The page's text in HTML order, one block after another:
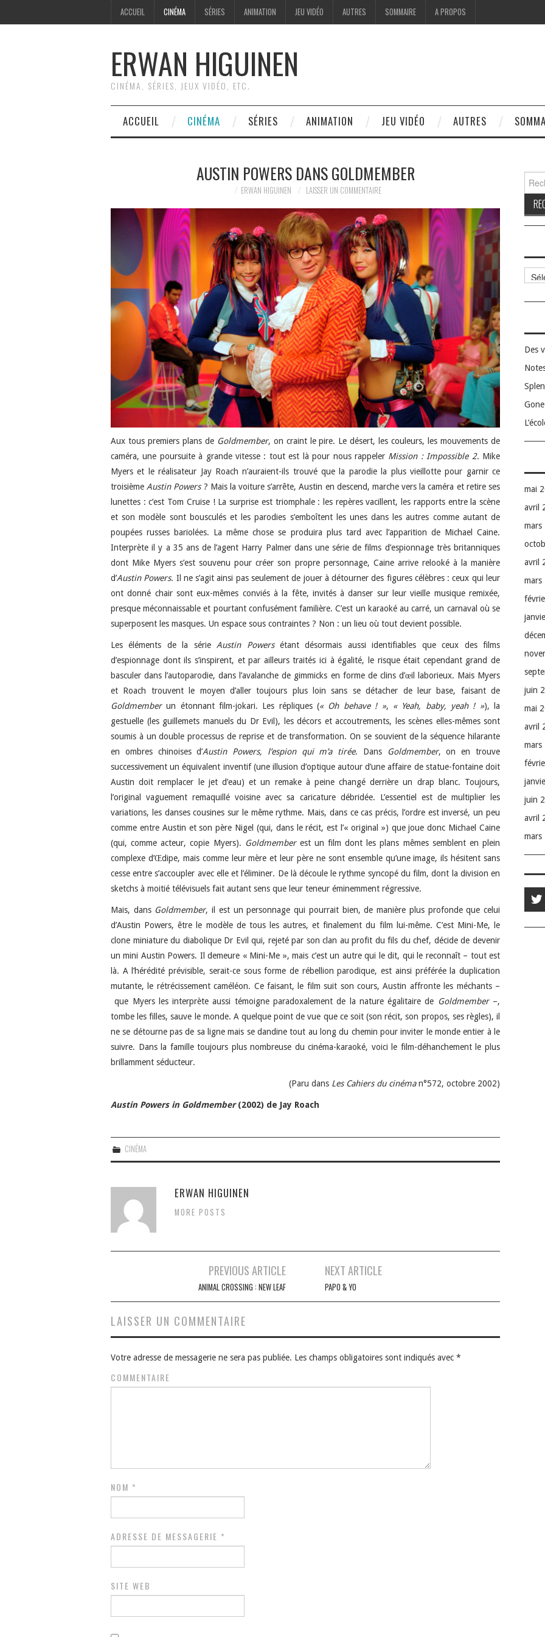
ACCUEIL CINÉMA SÉRIES ANIMATION JEU VIDÉO AUTRES SOMMAIRE A PROPOS
ERWAN HIGUINEN
CINÉMA, SÉRIES, JEUX VIDÉO, ETC.
ACCUEIL CINÉMA SÉRIES ANIMATION JEU VIDÉO AUTRES
AUSTIN POWERS DANS GOLDMEMBER
ERWAN HIGUINEN LAISSER UN COMMENTAIRE
Aux tous premiers plans de Goldmember, on craint le pire. Le désert, les couleurs, les mouvements de
caméra, une poursuite à grande vitesse : tout est là pour nous rappeler Mission : Impossible 2. Mike
Myers et le réalisateur Jay Roach n’auraient-ils trouvé que la parodie la plus vieillotte pour garnir ce
troisièmeAustin Powers? Mais la voiture s’arrête, Austin en descend, marche vers la caméra et retire ses
lunettes : c’est Tom Cruise ! La surprise est triomphale : les repères vacillent, les rapports entre la scène
et son modèle sont bousculés et les parodies s’emboîtent les unes dans les autres comme autant de
poupées russes bariolées. La même chose se produira plus tard avec l’apparition de Michael Caine.
Interprète il y a 35 ans de l’agent Harry Palmer dans une série de films d’espionnage très britanniques
dont Mike Myers s’est souvenu pour créer son propre personnage, Caine arrive relooké à la manière
d’Austin Powers. Il ne s’agit ainsi pas seulement de jouer à détourner des figures célèbres : ceux qui leur
ont donné chair sont eux-mêmes conviés à la fête, invités à danser sur leur vieille musique remixée,
presque méconnaissable et pourtant confusément familière. C’est un karaoké au carré, un carnaval où se
superposent les masques. Un espace sous contraintes ? Non : un lieu où tout devient possible.
Les éléments de la sérieAustin Powersétant désormais aussi identifiables que ceux des films
d’espionnage dont ils s’inspirent, et par ailleurs traités ici à égalité, le risque était cependant grand de
basculer dans l’autoparodie, dans l’avalanche de gimmicks en forme de clins d’œil laborieux. Mais Myers
et Roach trouvent le moyen d’aller toujours plus loin sans se détacher de leur base, faisant de
Goldmemberun étonnant film-jokari. Les répliques (« Oh behave ! », « Yeah, baby, yeah ! »), la
gestuelle (les guillemets manuels du Dr Evil), les décors et accoutrements, les scènes elles-mêmes sont
soumis à un double processus de reprise et de transformation. On se souvient de la séquence hilarante
en ombres chinoises d’Austin Powers, l’espion qui m’a tirée. Dans Goldmember, on en trouve
successivement un équivalent inventif (une illusion d’optique autour d’une affaire de statue-fontaine doit
Austin doit remplacer le jet d’eau) et un remake à peine changé derrière un drap blanc. Toujours,
l’original vaguement remaquillé voisine avec sa caricature débridée. L’essentiel est de multiplier les
variations, les danses cousines sur le même rythme. Mais, dans ce cas précis, l’ordre est inversé, un peu
comme entre Austin et son père Nigel (qui, dans le récit, est l’« original ») que joue donc Michael Caine
(qui, comme acteur, copie Myers). Goldmemberest un film dont les plans mêmes semblent en plein
complexe d’Œdipe, mais comme leur mère et leur père ne sont ensemble qu’une image, ils hésitent sans
cesse entre s’accoupler avec elle et l’éliminer. De là découle le rythme syncopé du film, dont la division en
sketchs à moitié télévisuels fait autant sens que leur teneur éminemment régressive.
Mais, dans Goldmember, il est un personnage qui pourrait bien, de manière plus profonde que celui
d’Austin Powers, être le modèle de tous les autres, et finalement du film lui-même. C’est Mini-Me, le
clone miniature du diabolique Dr Evil qui, rejeté par son clan au profit du fils du chef, décide de devenir
un mini Austin Powers. Il demeure « Mini-Me », mais c’est un autre qui le dit, qui le reconnaît – tout est
là. A l’hérédité prévisible, serait-ce sous forme de rébellion parodique, est ainsi préférée la duplication
mutante, le rétrécissement caméléon. Ce faisant, le film suit son cours, Austin affronte les méchants –
que Myers les interprète aussi témoigne paradoxalement de la nature égalitaire de Goldmember–,
tombe les filles, sauve le monde. A quelque point de vue que ce soit (son récit, son propos, ses règles), il
ne se détourne pas de sa ligne mais se dandine tout au long du chemin pour inviter le monde entier à le
suivre. Dans la famille toujours plus nombreuse du cinéma-karaoké, voici le film-déhanchement le plus
brillamment séducteur.
(Paru dans Les Cahiers du cinéman°572, octobre 2002)
Austin Powers in Goldmember(2002) de Jay Roach
CINÉMA
ERWAN HIGUINEN
MORE POSTS
articles
PREVIOUS ARTICLE
ANIMAL CROSSING : NEW LEAF
NEXT ARTICLE
PAPO & YO
LAISSER UN COMMENTAIRE
Votre adresse de messagerie ne sera pas publiée. Les champs obligatoires sont indiqués avec *
COMMENTAIRE
NOM *
ADRESSE DE MESSAGERIE *
SITE WEB
Des
mai
avril
mars
avril
mars
juin
mai
avril
mars
juin
avril
mars